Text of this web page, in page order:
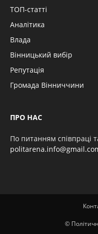
ТОП-статті
Аналітика
Влада
Вінницький вибір
Репутація
Громада Вінниччини
ПРО НАС
По питанням співпраці
©